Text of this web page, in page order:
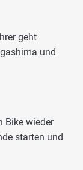
geht
und
Bike wieder
starten und